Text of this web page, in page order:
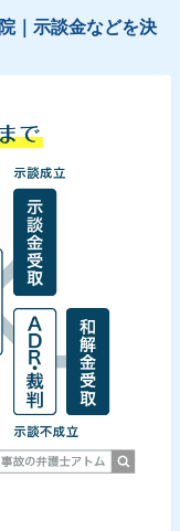
｜示談金などを決